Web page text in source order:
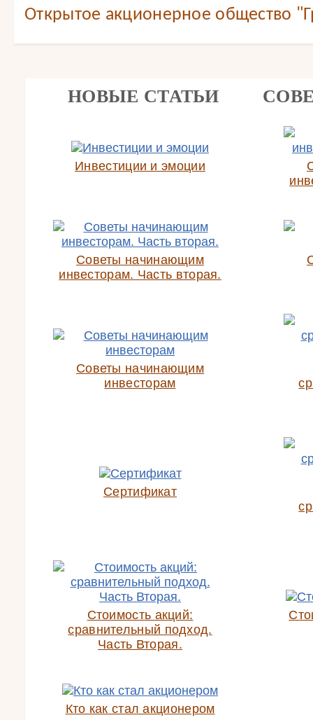
Открытое акционерное общество
НОВЫЕ СТАТЬИ
Инвестиции и эмоции
Советы начинающим
инвесторам. Часть вторая.
Советы начинающим
инвесторам
Сертификат
Стоимость акций:
сравнительный подход.
Часть Вторая.
Кто как стал акционером